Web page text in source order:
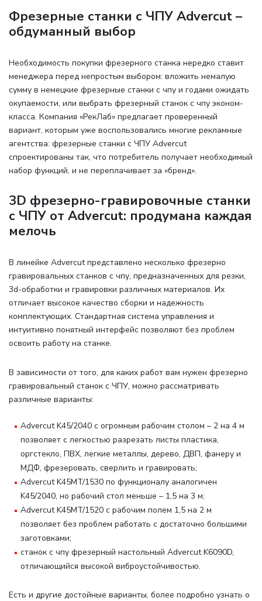
Фрезерные станки с ЧПУ Advercut –
обдуманный выбор
Необходимость покупки фрезерного станка нередко ставит
менеджера перед непростым выбором: вложить немалую
сумму в немецкие фрезерные станки с чпу и годами ожидать
окупаемости, или выбрать фрезерный станок с чпу эконом-
класса. Компания «РекЛаб» предлагает проверенный
вариант, которым уже воспользовались многие рекламные
агентства: фрезерные станки с ЧПУ Advercut
спроектированы так, что потребитель получает необходимый
набор функций, и не переплачивает за «бренд».
3D фрезерно-гравировочные станки
с ЧПУ от Advercut: продумана каждая
мелочь
В линейке Advercut представлено несколько фрезерно
гравировальных станков с чпу, предназначенных для резки,
3d-обработки и гравировки различных материалов. Их
отличает высокое качество сборки и надежность
комплектующих. Стандартная система управления и
интуитивно понятный интерфейс позволяют без проблем
освоить работу на станке.
В зависимости от того, для каких работ вам нужен фрезерно
гравировальный станок с ЧПУ, можно рассматривать
различные варианты:
Advercut K45/2040 с огромным рабочим столом – 2 на 4 м
позволяет с легкостью разрезать листы пластика,
оргстекло, ПВХ, легкие металлы, дерево, ДВП, фанеру и
МДФ, фрезеровать, сверлить и гравировать;
Advercut K45MT/1530 по функционалу аналогичен
K45/2040, но рабочий стол меньше – 1,5 на 3 м;
Advercut K45MT/1520 с рабочим полем 1,5 на 2 м
позволяет без проблем работать с достаточно большими
заготовками;
станок с чпу фрезерный настольный Advercut K6090D,
отличающийся высокой виброустойчивостью.
Есть и другие достойные варианты, более подробно узнать о